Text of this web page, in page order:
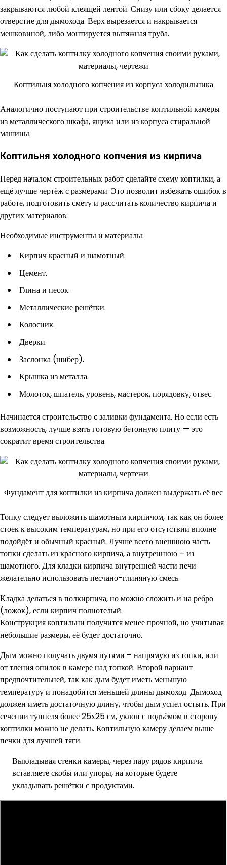
закрываются любой клеящей лентой. Снизу или сбоку делается
отверстие для дымохода. Верх вырезается и накрывается
мешковиной, либо монтируется вытяжная труба.
Коптильня холодного копчения из корпуса холодильника
Аналогично поступают при строительстве коптильной камеры
из металлического шкафа, ящика или из корпуса стиральной
машины.
Коптильня холодного копчения из кирпича
Перед началом строительных работ сделайте схему коптилки, а
ещё лучше чертёж с размерами. Это позволит избежать ошибок в
работе, подготовить смету и рассчитать количество кирпича и
других материалов.
Необходимые инструменты и материалы:
Кирпич красный и шамотный.
Цемент.
Глина и песок.
Металлические решётки.
Колосник.
Дверки.
Заслонка (шибер).
Крышка из металла.
Молоток, шпатель, уровень, мастерок, порядовку, отвес.
Начинается строительство с заливки фундамента. Но если есть
возможность, лучше взять готовую бетонную плиту — это
сократит время строительства.
Фундамент для коптилки из кирпича должен выдержать её вес
Топку следует выложить шамотным кирпичом, так как он более
стоек к высоким температурам, но при его отсутствии вполне
подойдёт и обычный красный. Лучше всего внешнюю часть
топки сделать из красного кирпича, а внутреннюю – из
шамотного. Для кладки кирпича внутренней части печи
желательно использовать песчано-глиняную смесь.
Кладка делаться в полкирпича, но можно сложить и на ребро
(ложок), если кирпич полнотелый.
Конструкция коптильни получится менее прочной, но учитывая
небольшие размеры, её будет достаточно.
Дым можно получать двумя путями – напрямую из топки, или
от тления опилок в камере над топкой. Второй вариант
предпочтительней, так как дым будет иметь меньшую
температуру и понадобится меньшей длины дымоход. Дымоход
должен иметь достаточную длину, чтобы дым успел остыть. При
сечении туннеля более 25х25 см, уклон с подъёмом в сторону
коптилки можно не делать. Коптильную камеру делаем выше
печки для лучшей тяги.
Выкладывая стенки камеры, через пару рядов кирпича
вставляете скобы или упоры, на которые будете
укладывать решётки с продуктами.